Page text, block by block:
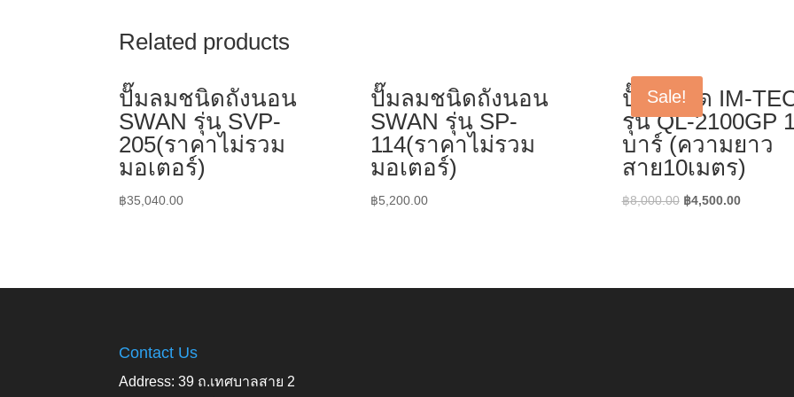
Related products
ปั๊มลมชนิดถังนอน
SWAN รุ่น SVP-
205(ราคาไม่รวม
มอเตอร์)
฿35,040.00
ปั๊มลมชนิดถังนอน
SWAN รุ่น SP-
114(ราคาไม่รวม
มอเตอร์)
฿5,200.00
Sale!
ปั๊มอัดฉีด IM-
รุ่น QL-2100GP
บาร์ (ความยาว
สาย10เมตร)
฿8,000.00 Original
฿4,500.00Current
Contact Us
Address: 39 ถ.เทศบาลสาย 2